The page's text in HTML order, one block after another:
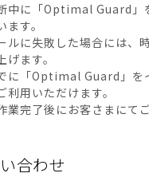
中に「Optimal Guard」
す。
ルに失敗した場合には、
ます。
に「Optimal Guard」を
利用いただけます。
業完了後にお客さまにて
合わせ